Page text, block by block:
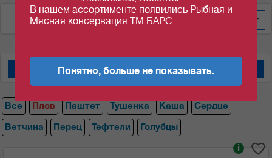
По весу за уп/меш
Мясные консервы "Барс" Мясные консервы "Орский мясокомбинат"
Все Плов Паштет Тушенка Каша
Сердце
Ветчина
Перец Тефтели Голубцы
i
В нашем ассортименте появились Рыбная и
Мясная консервация ТМ БАРС.
Понятно, больше не показывать.